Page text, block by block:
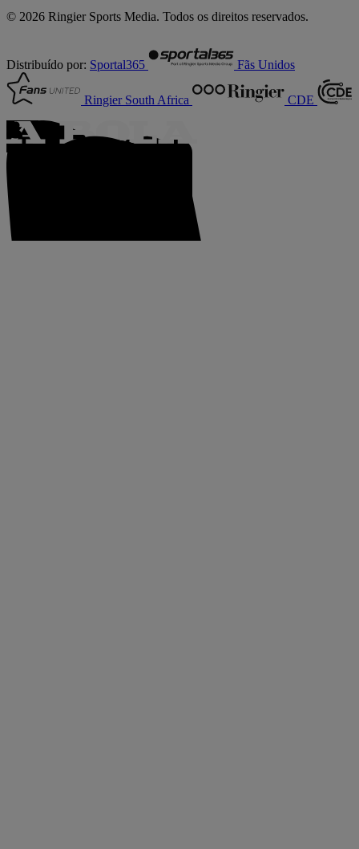
© 2026 Ringier Sports Media. Todos os direitos reservados.
Distribuído por: Sportal365 Fãs Unidos
Ringier South Africa CDE